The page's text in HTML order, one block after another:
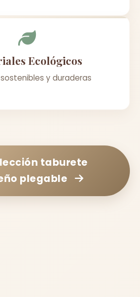
Ecológicos
y duraderas
taburete
plegable